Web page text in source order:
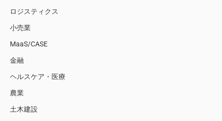
ロジスティクス
小売業
MaaS/CASE
金融
ヘルスケア・医療
農業
土木建設